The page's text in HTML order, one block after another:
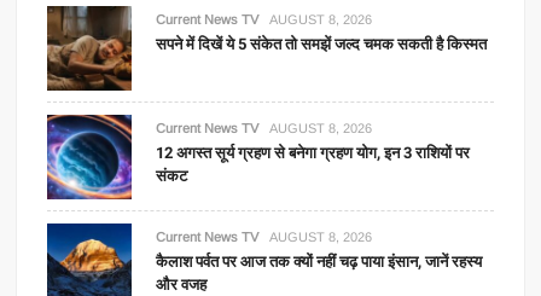
Current News TV AUGUST 8, 2026
सपने में दिखें ये 5 संकेत तो समझें जल्द चमक सकती है किस्मत
Current News TV AUGUST 8, 2026
12 अगस्त सूर्य ग्रहण से बनेगा ग्रहण योग, इन 3 राशियों पर
संकट
Current News TV AUGUST 8, 2026
कैलाश पर्वत पर आज तक क्यों नहीं चढ़ पाया इंसान, जानें रहस्य
और वजह